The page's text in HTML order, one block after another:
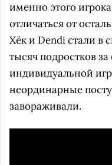
именно этого
отличаться от
Хёк и Dendi стали в
тысяч подростков
индивидуальной
неординарные
завораживали.